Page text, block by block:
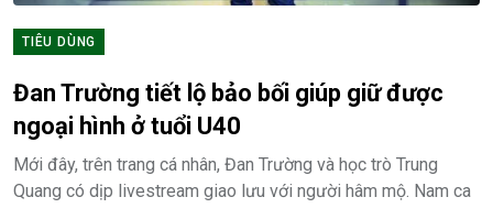
TIÊU DÙNG
Đan Trường tiết lộ bảo bối giúp giữ được
ngoại hình ở tuổi U40
Mới đây, trên trang cá nhân, Đan Trường và học trò Trung
Quang có dịp livestream giao lưu với người hâm mộ. Nam ca